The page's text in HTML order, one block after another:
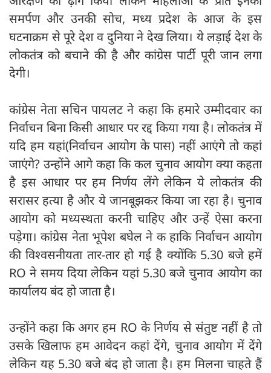
समर्पण और उनकी सोच, मध्य प्रदेश के आज के इस
घटनाक्रम से पूरे देश व दुनिया ने देख लिया। ये लड़ाई देश के
लोकतंत्र को बचाने की है और कांग्रेस पार्टी पूरी जान लगा
देगी।
कांग्रेस नेता सचिन पायलट ने कहा कि हमारे उम्मीदवार का
निर्वाचन बिना किसी आधार पर रद्द किया गया है। लोकतंत्र में
यदि हम यहां(निर्वाचन आयोग के पास) नहीं आएंगे तो कहां
जाएंगे? उन्होंने आगे कहा कि कल चुनाव आयोग क्या कहता
है इस आधार पर हम निर्णय लेंगे लेकिन ये लोकतंत्र की
सरासर हत्या है और ये जानबूझकर किया जा रहा है। चुनाव
आयोग को मध्यस्थता करनी चाहिए और उन्हें ऐसा करना
पड़ेगा। कांग्रेस नेता भूपेश बघेल ने क हाकि निर्वाचन आयोग
की विश्वसनीयता तार-तार हो गई है क्योंकि 5.30 बजे हमें
RO ने समय दिया लेकिन यहां 5.30 बजे चुनाव आयोग का
कार्यालय बंद हो जाता है।
उन्होंने कहा कि अगर हम RO के निर्णय से संतुष्ट नहीं है तो
उसके खिलाफ हम आवेदन कहां देंगे, चुनाव आयोग में देंगे
लेकिन यह 5.30 बजे बंद हो जाता है। हम मिलना चाहते हैं